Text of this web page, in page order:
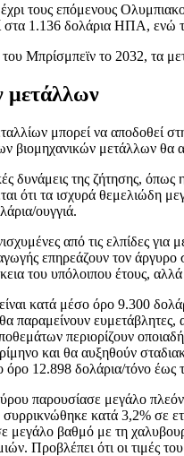
τους επόμενους
στα 1.136 δολάρια ΗΠΑ, ενώ
Μπρίσμπεϊν το 2032, τα
μετάλλων
μπορεί να αποδοθεί
βιομηχανικών μετάλλων θα
δυνάμεις της ζήτησης,
ότι τα ισχυρά θεμελιώδη
ουγγιά.
από τις ελπίδες
επηρεάζουν τον
του υπόλοιπου έτους,
κατά μέσο όρο 9.300
θα παραμείνουν
περιορίζουν
και θα αυξηθούν
όρο 12.898 δολάρια/τόνο έως
παρουσίασε μεγάλο
κατά 3,2% σε
μεγάλο βαθμό με τη
Προβλέπει ότι οι τιμές